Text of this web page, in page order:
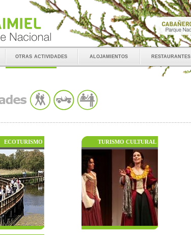
otras actividades alojamientos restaurantes
ECOTURISMO TURISMO CULTURAL